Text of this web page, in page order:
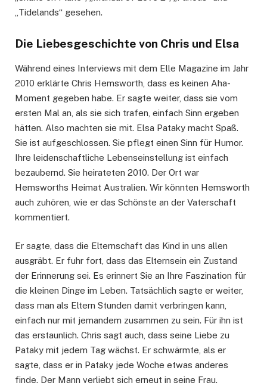
„Tidelands“ gesehen.
Die Liebesgeschichte von Chris und Elsa
Während eines Interviews mit dem Elle Magazine im Jahr
2010 erklärte Chris Hemsworth, dass es keinen Aha-
Moment gegeben habe. Er sagte weiter, dass sie vom
ersten Mal an, als sie sich trafen, einfach Sinn ergeben
hätten. Also machten sie mit. Elsa Pataky macht Spaß.
Sie ist aufgeschlossen. Sie pflegt einen Sinn für Humor.
Ihre leidenschaftliche Lebenseinstellung ist einfach
bezaubernd. Sie heirateten 2010. Der Ort war
Hemsworths Heimat Australien. Wir könnten Hemsworth
auch zuhören, wie er das Schönste an der Vaterschaft
kommentiert.
Er sagte, dass die Elternschaft das Kind in uns allen
ausgräbt. Er fuhr fort, dass das Elternsein ein Zustand
der Erinnerung sei. Es erinnert Sie an Ihre Faszination für
die kleinen Dinge im Leben. Tatsächlich sagte er weiter,
dass man als Eltern Stunden damit verbringen kann,
einfach nur mit jemandem zusammen zu sein. Für ihn ist
das erstaunlich. Chris sagt auch, dass seine Liebe zu
Pataky mit jedem Tag wächst. Er schwärmte, als er
sagte, dass er in Pataky jede Woche etwas anderes
finde. Der Mann verliebt sich erneut in seine Frau.